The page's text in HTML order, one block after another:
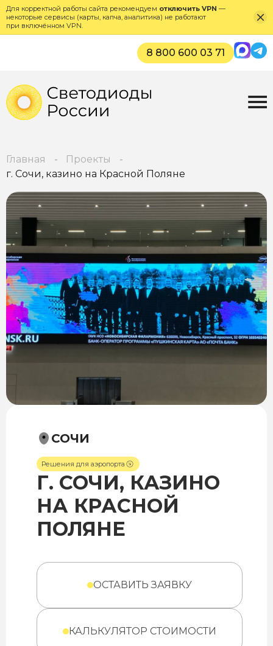
Для корректной работы сайта рекомендуем отключить VPN —
некоторые сервисы (карты, капча, аналитика) не работают
при включённом VPN.
8 800 600 03 71 Max
Главная
Проекты
г. Сочи, казино на Красной Поляне
СОЧИ
Решения для аэропорта
Г. СОЧИ, КАЗИНО
НА КРАСНОЙ
ПОЛЯНЕ
ОСТАВИТЬ ЗАЯВКУ
КАЛЬКУЛЯТОР СТОИМОСТИ